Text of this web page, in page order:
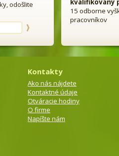
odošlite
kvalifikovaný
15 odborne
pracovníkov
Kontakty
Ako nás nájdete
Kontaktné údaje
Otváracie hodiny
O firme
Napíšte nám